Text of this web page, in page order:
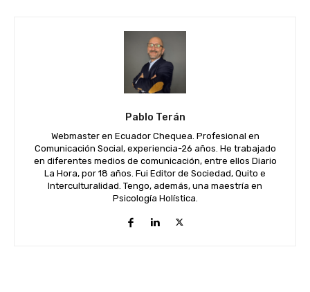
Pablo Terán
Webmaster en Ecuador Chequea. Profesional en
Comunicación Social, experiencia-26 años. He trabajado
en diferentes medios de comunicación, entre ellos Diario
La Hora, por 18 años. Fui Editor de Sociedad, Quito e
Interculturalidad. Tengo, además, una maestría en
Psicología Holística.